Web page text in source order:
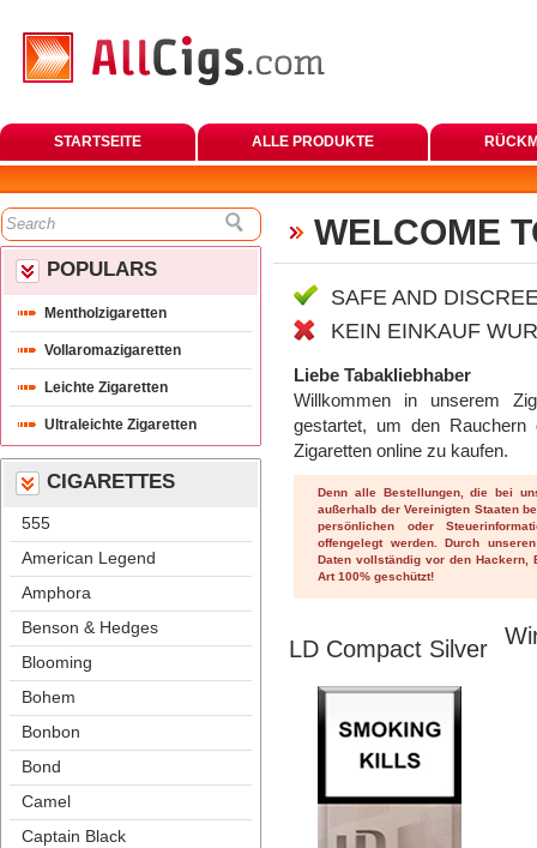
STARTSEITE ALLE PRODUKTE
POPULARS
Mentholzigaretten
Vollaromazigaretten
Leichte Zigaretten
Ultraleichte Zigaretten
CIGARETTES
555
American Legend
Amphora
Benson & Hedge
Blooming
Bohem
Bonbon
Bond
Camel
Captain Black
WELCOME
SAFE AND
KEIN EINKAUF
Liebe Tabakliebhaber
Willkommen in unserem
gestartet, um den Rauchern
Zigaretten online zu kaufen.
Denn alle Bestellungen, die bei
außerhalb der Vereinigten Staaten
persönlichen oder
offengelegt werden. Durch
Daten vollständig vor den Hackern,
Art 100% geschützt!
LD Compact Silver